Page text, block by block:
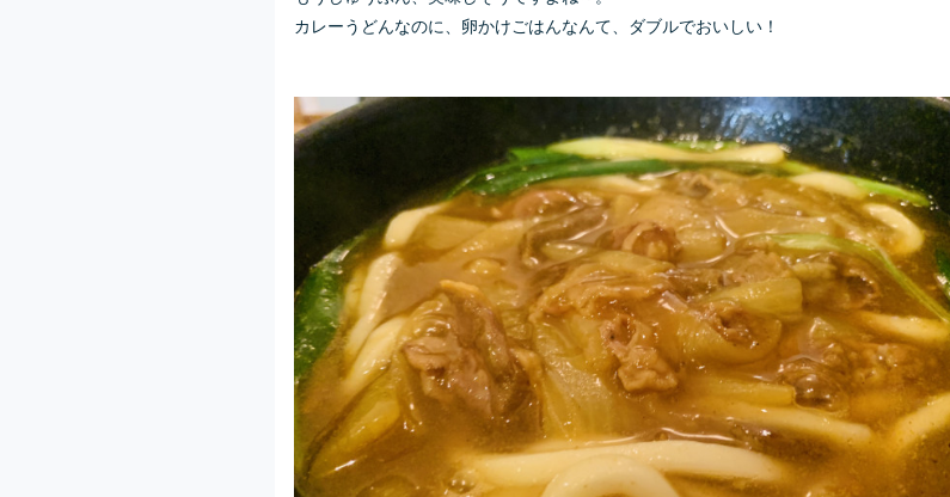
カレーうどんなのに、卵かけごはんなんて、ダブルでおいしい！